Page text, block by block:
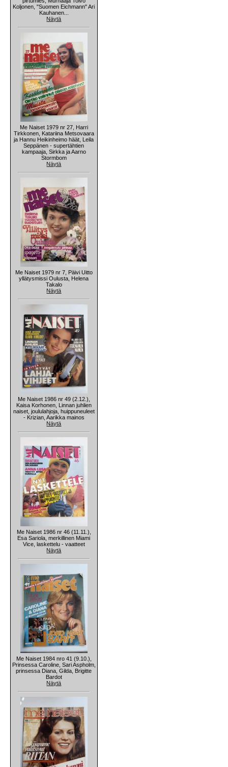
Koljonen, "Suomen Eichmann" Ari
Kauhanen...
Näytä
Me Naiset 1979 nr 27, Harri
Tirkkonen, Katariina Metsovaara
ja Hannu Heikinheimo häät, Leila
Seppänen - supertähtien
kampaaja, Sirkka ja Aarno
Stormbom
Näytä
Me Naiset 1979 nr 7, Päivi Uitto
yllätysmissi Oulusta, Helena
Takalo
Näytä
Me Naiset 1986 nr 49 (2.12.),
Kaisa Korhonen, Linnan juhlien
naiset, joululahjoja, huippuneuleet
- Krizian, Aarikka mainos
Näytä
Me Naiset 1986 nr 46 (11.11.),
Esa Sariola, merkillinen Miami
Vice, laskettelu - vaatteet
Näytä
Me Naiset 1984 nro 41 (9.10.),
Prinsessa Caroline, Sari Aspholm,
prinsessa Diana, Gilda, Brigitte
Bardot
Näytä